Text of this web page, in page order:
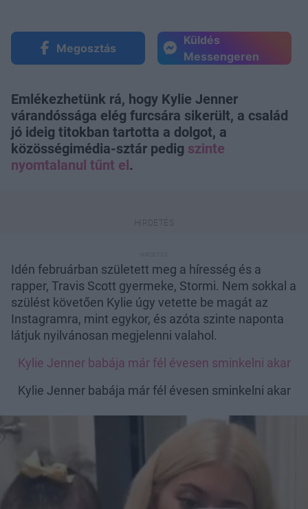
Megosztás
Küldés
Messengeren
Emlékezhetünk rá, hogy Kylie Jenner
várandóssága elég furcsára sikerült, a család
jó ideig titokban tartotta a dolgot, a
közösségimédia-sztár pedig szinte
nyomtalanul tűnt el .
Idén februárban született meg a híresség és a
rapper, Travis Scott gyermeke, Stormi. Nem sokkal a
szülést követően Kylie úgy vetette be magát az
Instagramra, mint egykor, és azóta szinte naponta
látjuk nyilvánosan megjelenni valahol.
Kylie Jenner babája már fél évesen sminkelni akar
Kylie Jenner babája már fél évesen sminkelni akar